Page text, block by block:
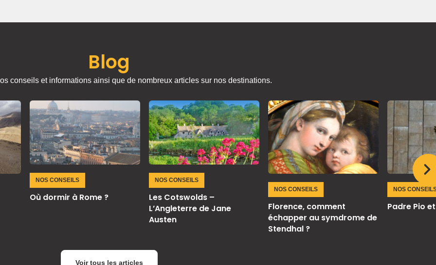
Blog
conseils et informations ainsi que de nombreux articles sur nos destinations.
NOS CONSEILS
Où dormir à Rome ?
NOS CONSEILS
Les Cotswolds –
L’Angleterre de Jane
Austen
NOS CONSEILS
Florence, comment
échapper au symdrome de
Stendhal ?
NOS
Padre Pio
Voir tous les articles